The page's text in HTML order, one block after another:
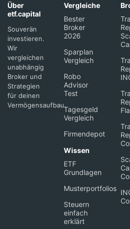
Über
etf.capital
Souverän
investieren.
Wir
vergleichen
unabhängig
Broker und
Strategien
für deinen
Vermögensaufbau.
Vergleiche
Bester
Broker
2026
Sparplan
Vergleich
Robo
Advisor
Test
Tagesgeld
Vergleich
Firmendepot
Wissen
ETF
Grundlagen
Musterportfolios
Steuern
einfach
erklärt